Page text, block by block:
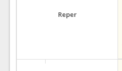
Reper